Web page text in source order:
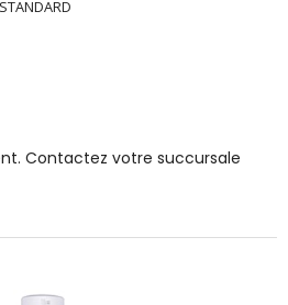
Contactez votre succursale